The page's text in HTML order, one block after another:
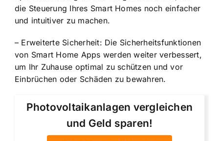
die Steuerung Ihres Smart Homes noch einfacher
und intuitiver zu machen.
– Erweiterte Sicherheit: Die Sicherheitsfunktionen
von Smart Home Apps werden weiter verbessert,
um Ihr Zuhause optimal zu schützen und vor
Einbrüchen oder Schäden zu bewahren.
Photovoltaikanlagen vergleichen
und Geld sparen!